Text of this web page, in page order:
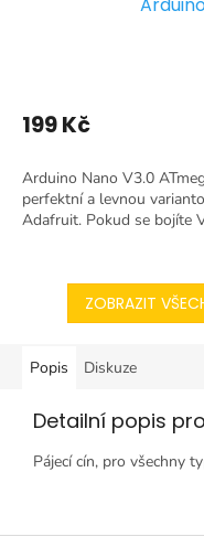
199 Kč
Arduino Nano V3.0
perfektní a levnou
Adafruit. Pokud se bojíte
ZOBRAZIT
Popis Diskuze
Detailní popis
Pájecí cín, pro všechny
Z